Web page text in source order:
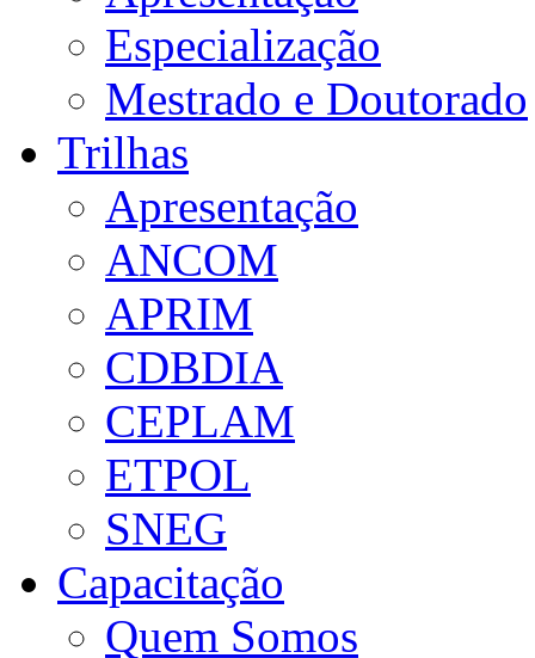
Especialização
Mestrado e Doutorado
Trilhas
Apresentação
ANCOM
APRIM
CDBDIA
CEPLAM
ETPOL
SNEG
Capacitação
Quem Somos